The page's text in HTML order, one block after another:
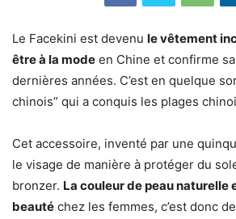
Le Facekini est devenu le vêtement
être à la mode en Chine et confirme
dernières années. C’est en quelque
chinois” qui a conquis les plages
Cet accessoire, inventé par une
le visage de manière à protéger du
bronzer. La couleur de peau naturelle
beauté chez les femmes, c’est donc